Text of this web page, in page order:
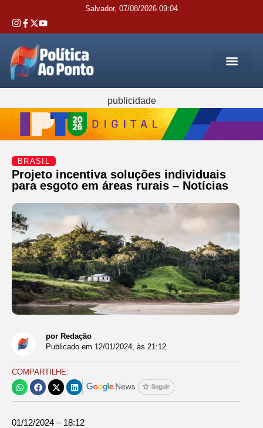
Salvador, 07/08/2026 09:04
publicidade
BRASIL
Projeto incentiva soluções individuais
para esgoto em áreas rurais – Notícias
por Redação
Publicado em 12/01/2024, às 21:12
COMPARTILHE:
01/12/2024 – 18:12